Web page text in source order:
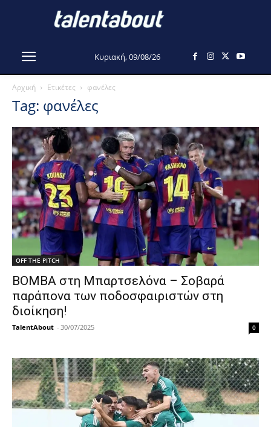
Κυριακή, 09/08/26
Αρχική Ετικέτες φανέλες
Tag: φανέλες
OFF THE PITCH
ΒΟΜΒΑ στη Μπαρτσελόνα – Σοβαρά
παράπονα των ποδοσφαιριστών στη
διοίκηση!
TalentAbout - 30/07/2025 0